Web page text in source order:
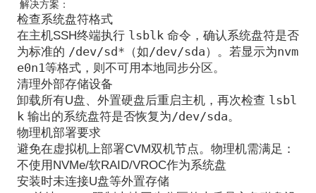
解决方案：
检查系统盘符格式
在主机SSH终端执行 lsblk命令，确认系统盘符是否
为标准的 /dev/sd* （如/dev/sda）。若显示为nvm
e0n1等格式，则 不可用本地同步分区 。
清理外部存储设备
卸载所有U盘、外置硬盘后重启主机，再次检查 lsbl
k输出的系统盘符是否恢复为/dev/sda。
物理机部署要求
避免在虚拟机上部署CVM双机节点。物理机需满足：
不使用NVMe/软RAID/VROC作为系统盘
安装时未连接U盘等外置存储